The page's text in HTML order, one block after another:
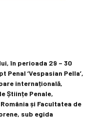
în perioada 29 – 30
Penal ‘Vespasian Pella’,
internațională,
Științe Penale,
și Facultatea de
sub egida